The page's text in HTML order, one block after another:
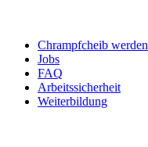
Chrampfcheib werden
Jobs
FAQ
Arbeitssicherheit
Weiterbildung